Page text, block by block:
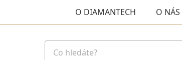
O DIAMANTECH O NÁS